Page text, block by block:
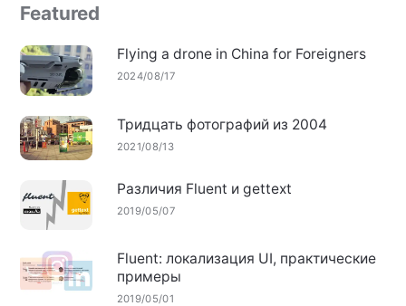
Featured
Flying a drone in China for Foreigners
2024/08/17
Тридцать фотографий из 2004
2021/08/13
Различия Fluent и gettext
2019/05/07
Fluent: локализация UI, практические
примеры
2019/05/01